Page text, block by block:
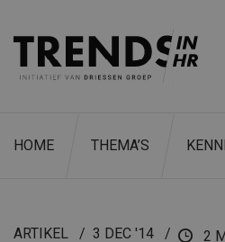
HOME THEMA’S
ARTIKEL 3 DEC '14 2